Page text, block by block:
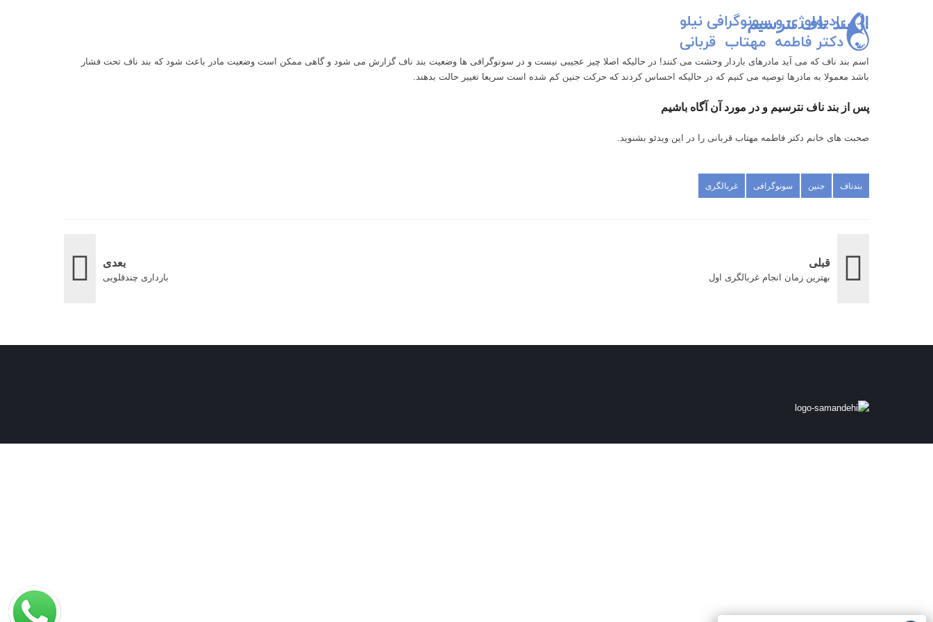
از بند ناف نترسیم
اسم بند ناف که می آید مادرهای باردار وحشت می کنند! در حالیکه اصلا چیز عجیبی نیست و در سونوگرافی ها وضعیت بند ناف گزارش می شود و گاهی ممکن است وضعیت مادر باعث شود که بند ناف تحت فشار
باشد معمولا به مادرها توصیه می کنیم که در حالیکه احساس کردند که حرکت جنین کم شده است سریعا تغییر حالت بدهند.
پس از بند ناف نترسیم و در مورد آن آگاه باشیم
صحبت های خانم دکتر فاطمه مهتاب قربانی را در این ویدئو بشنوید.
بندناف جنین سونوگرافی غربالگری
قبلی
بهترین زمان انجام غربالگری اول
بعدی
بارداری چندقلویی